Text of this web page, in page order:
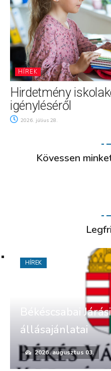
HÍREK
Hirdetmény
igényléséről
2026. július 28.
Kövessen
Békéscsabai
állásajánlatai
2026. augusztus 03.
HÍREK